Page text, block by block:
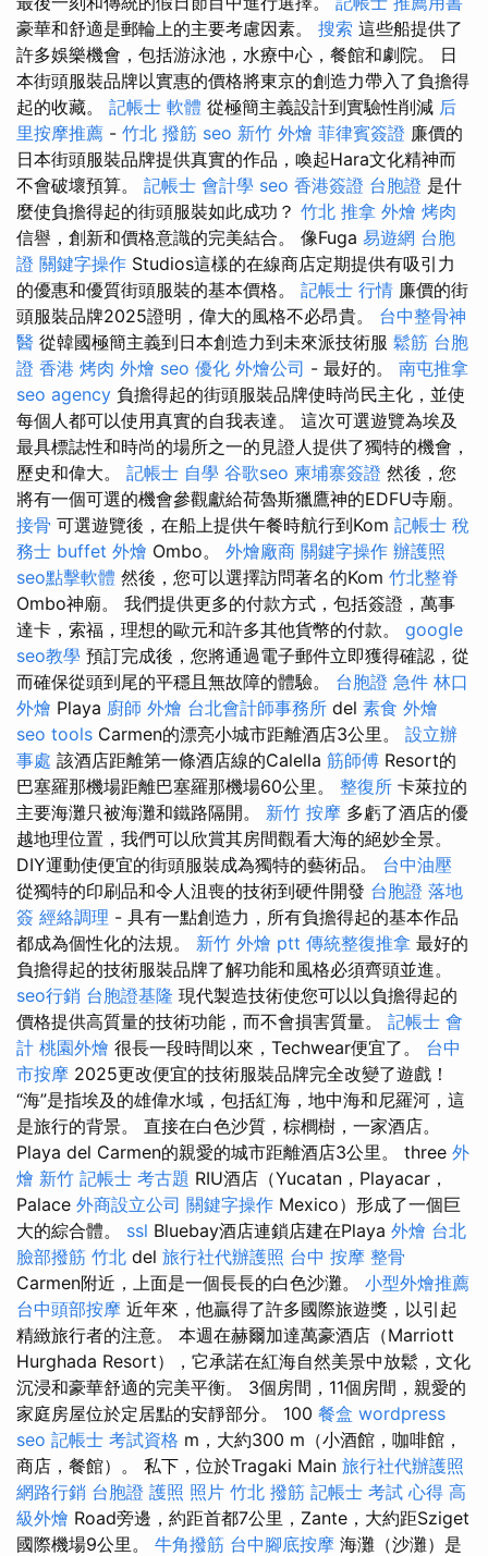
豪華和舒適是郵輪上的主要考慮因素。 搜索 這些船提供了
許多娛樂機會，包括游泳池，水療中心，餐館和劇院。 日
本街頭服裝品牌以實惠的價格將東京的創造力帶入了負擔得
起的收藏。 記帳士 軟體 從極簡主義設計到實驗性削減 后
里按摩推薦 - 竹北 撥筋 seo 新竹 外燴 菲律賓簽證 廉價的
日本街頭服裝品牌提供真實的作品，喚起Hara文化精神而
不會破壞預算。 記帳士 會計學 seo 香港簽證 台胞證 是什
麼使負擔得起的街頭服裝如此成功？ 竹北 推拿 外燴 烤肉
信譽，創新和價格意識的完美結合。 像Fuga 易遊網 台胞
證 關鍵字操作 Studios這樣的在線商店定期提供有吸引力
的優惠和優質街頭服裝的基本價格。 記帳士 行情 廉價的街
頭服裝品牌2025證明，偉大的風格不必昂貴。 台中整骨神
醫 從韓國極簡主義到日本創造力到未來派技術服 鬆筋 台胞
證 香港 烤肉 外燴 seo 優化 外燴公司 - 最好的。 南屯推拿
seo agency 負擔得起的街頭服裝品牌使時尚民主化，並使
每個人都可以使用真實的自我表達。 這次可選遊覽為埃及
最具標誌性和時尚的場所之一的見證人提供了獨特的機會，
歷史和偉大。 記帳士 自學 谷歌seo 柬埔寨簽證 然後，您
將有一個可選的機會參觀獻給荷魯斯獵鷹神的EDFU寺廟。
接骨 可選遊覽後，在船上提供午餐時航行到Kom 記帳士 稅
務士 buffet 外燴 Ombo。 外燴廠商 關鍵字操作 辦護照
seo點擊軟體 然後，您可以選擇訪問著名的Kom 竹北整脊
Ombo神廟。 我們提供更多的付款方式，包括簽證，萬事
達卡，索福，理想的歐元和許多其他貨幣的付款。 google
seo教學 預訂完成後，您將通過電子郵件立即獲得確認，從
而確保從頭到尾的平穩且無故障的體驗。 台胞證 急件 林口
外燴 Playa 廚師 外燴 台北會計師事務所 del 素食 外燴
seo tools Carmen的漂亮小城市距離酒店3公里。 設立辦
事處 該酒店距離第一條酒店線的Calella 筋師傅 Resort的
巴塞羅那機場距離巴塞羅那機場60公里。 整復所 卡萊拉的
主要海灘只被海灘和鐵路隔開。 新竹 按摩 多虧了酒店的優
越地理位置，我們可以欣賞其房間觀看大海的絕妙全景。
DIY運動使便宜的街頭服裝成為獨特的藝術品。 台中油壓
從獨特的印刷品和令人沮喪的技術到硬件開發 台胞證 落地
簽 經絡調理 - 具有一點創造力，所有負擔得起的基本作品
都成為個性化的法規。 新竹 外燴 ptt 傳統整復推拿 最好的
負擔得起的技術服裝品牌了解功能和風格必須齊頭並進。
seo行銷 台胞證基隆 現代製造技術使您可以以負擔得起的
價格提供高質量的技術功能，而不會損害質量。 記帳士 會
計 桃園外燴 很長一段時間以來，Techwear便宜了。 台中
市按摩 2025更改便宜的技術服裝品牌完全改變了遊戲！
“海”是指埃及的雄偉水域，包括紅海，地中海和尼羅河，這
是旅行的背景。 直接在白色沙質，棕櫚樹，一家酒店。
Playa del Carmen的親愛的城市距離酒店3公里。 three 外
燴 新竹 記帳士 考古題 RIU酒店（Yucatan，Playacar，
Palace 外商設立公司 關鍵字操作 Mexico）形成了一個巨
大的綜合體。 ssl Bluebay酒店連鎖店建在Playa 外燴 台北
臉部撥筋 竹北 del 旅行社代辦護照 台中 按摩 整骨
Carmen附近，上面是一個長長的白色沙灘。 小型外燴推薦
台中頭部按摩 近年來，他贏得了許多國際旅遊獎，以引起
精緻旅行者的注意。 本週在赫爾加達萬豪酒店（Marriott
Hurghada Resort），它承諾在紅海自然美景中放鬆，文化
沉浸和豪華舒適的完美平衡。 3個房間，11個房間，親愛的
家庭房屋位於定居點的安靜部分。 100 餐盒 wordpress
seo 記帳士 考試資格 m，大約300 m（小酒館，咖啡館，
商店，餐館）。 私下，位於Tragaki Main 旅行社代辦護照
網路行銷 台胞證 護照 照片 竹北 撥筋 記帳士 考試 心得 高
級外燴 Road旁邊，約距首都7公里，Zante，大約距Sziget
國際機場9公里。 牛角撥筋 台中腳底按摩 海灘（沙灘）是